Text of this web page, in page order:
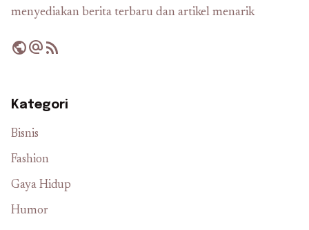
menyediakan berita terbaru dan artikel menarik
publicalternate_emailrss_feed
Kategori
Bisnis
Fashion
Gaya Hidup
Humor